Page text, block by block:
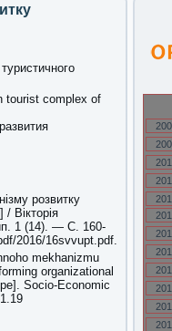
tourist complex of
розвитку
Вікторія
1 (14). — С. 160-
2016/16svvupt.pdf.
mekhanizmu
organizational
Socio-Economic